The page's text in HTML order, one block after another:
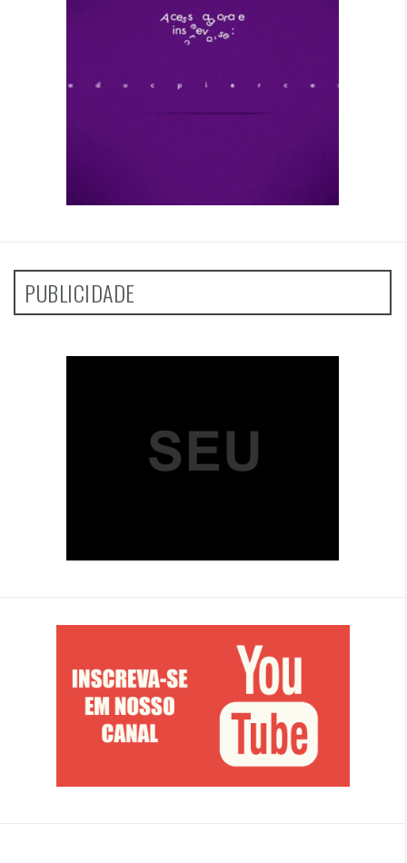
PUBLICIDADE